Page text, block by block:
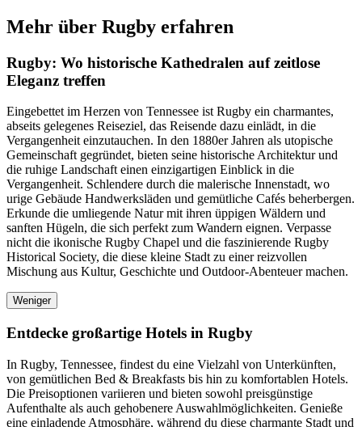
Mehr über Rugby erfahren
Rugby: Wo historische Kathedralen auf zeitlose
Eleganz treffen
Eingebettet im Herzen von Tennessee ist Rugby ein charmantes,
abseits gelegenes Reiseziel, das Reisende dazu einlädt, in die
Vergangenheit einzutauchen. In den 1880er Jahren als utopische
Gemeinschaft gegründet, bieten seine historische Architektur und
die ruhige Landschaft einen einzigartigen Einblick in die
Vergangenheit. Schlendere durch die malerische Innenstadt, wo
urige Gebäude Handwerksläden und gemütliche Cafés beherbergen.
Erkunde die umliegende Natur mit ihren üppigen Wäldern und
sanften Hügeln, die sich perfekt zum Wandern eignen. Verpasse
nicht die ikonische Rugby Chapel und die faszinierende Rugby
Historical Society, die diese kleine Stadt zu einer reizvollen
Mischung aus Kultur, Geschichte und Outdoor-Abenteuer machen.
Weniger
Entdecke großartige Hotels in Rugby
In Rugby, Tennessee, findest du eine Vielzahl von Unterkünften,
von gemütlichen Bed & Breakfasts bis hin zu komfortablen Hotels.
Die Preisoptionen variieren und bieten sowohl preisgünstige
Aufenthalte als auch gehobenere Auswahlmöglichkeiten. Genieße
eine einladende Atmosphäre, während du diese charmante Stadt und